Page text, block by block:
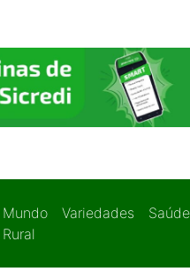
Mundo
Rural
Variedades Saúde